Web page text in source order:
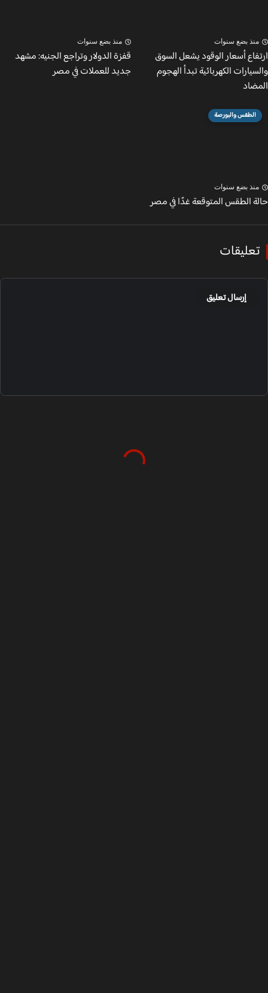
بضع سنوات
أسعار الوقود يشعل السوق
الكهربائية تبدأ الهجوم
منذ بضع سنوات
قفزة الدولار وتراجع الجنيه: مشهد
جديد للعملات في مصر
الطقس والبورصة
بضع سنوات
الطقس المتوقعة غدًا في مصر
إرسال تعليق